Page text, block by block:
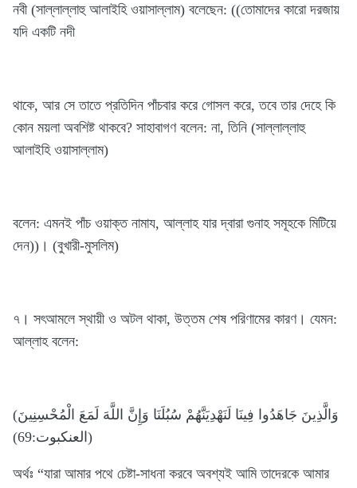
নবী (সাল্লাল্লাহু আলাইহি ওয়াসাল্লাম) বলেছেন: ((তোমাদের কারো দরজায়
যদি একটি নদী
থাকে, আর সে তাতে প্রতিদিন পাঁচবার করে গোসল করে, তবে তার দেহে কি
কোন ময়লা অবশিষ্ট থাকবে? সাহাবাগণ বলেন: না, তিনি (সাল্লাল্লাহু
আলাইহি ওয়াসাল্লাম)
বলেন: এমনই পাঁচ ওয়াক্ত নামায, আল্লাহ যার দ্বারা গুনাহ সমূহকে মিটিয়ে
দেন))। (বুখারী-মুসলিম)
৭। সৎআমলে স্থায়ী ও অটল থাকা, উত্তম শেষ পরিণামের কারণ। যেমন:
আল্লাহ বলেন:
وَالَّذِينَ جَاهَدُوا فِينَا لَنَهْدِيَنَّهُمْ سُبُلَنَا وَإِنَّ اللَّهَ لَمَعَ الْمُحْسِنِينَ)
(العنكبوت:69)
অর্থঃ “যারা আমার পথে চেষ্টা-সাধনা করবে অবশ্যই আমি তাদেরকে আমার